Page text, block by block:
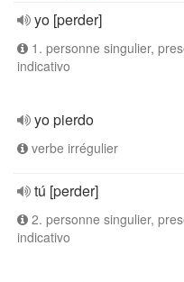
yo [perder]
1. personne singulier,
indicativo
yo pierdo
verbe irrégulier
tú [perder]
2. personne singulier,
indicativo